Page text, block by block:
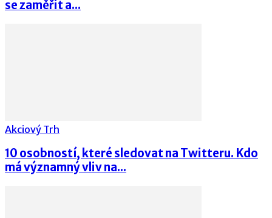
se zaměřit a...
Akciový Trh
10 osobností, které sledovat na Twitteru. Kdo
má významný vliv na...